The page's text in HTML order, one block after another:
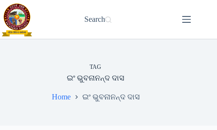
Skip
to
content
Search
TAG
ଇଂ ଭୁବନାନନ୍ଦ ଦାସ
Home ଇଂ ଭୁବନାନନ୍ଦ ଦାସ